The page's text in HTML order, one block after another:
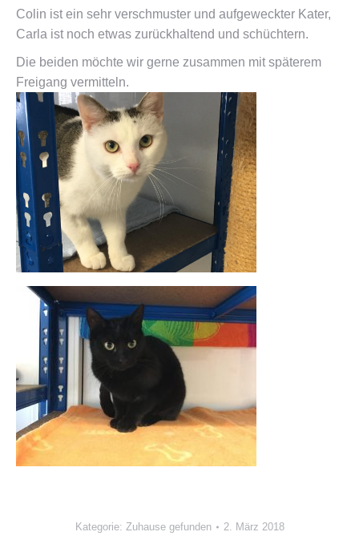
Colin ist ein sehr verschmuster und aufgeweckter Kater,
Carla ist noch etwas zurückhaltend und schüchtern.
Die beiden möchte wir gerne zusammen mit späterem
Freigang vermitteln.
Kategorie: Zuhause gefunden 2. März 2018